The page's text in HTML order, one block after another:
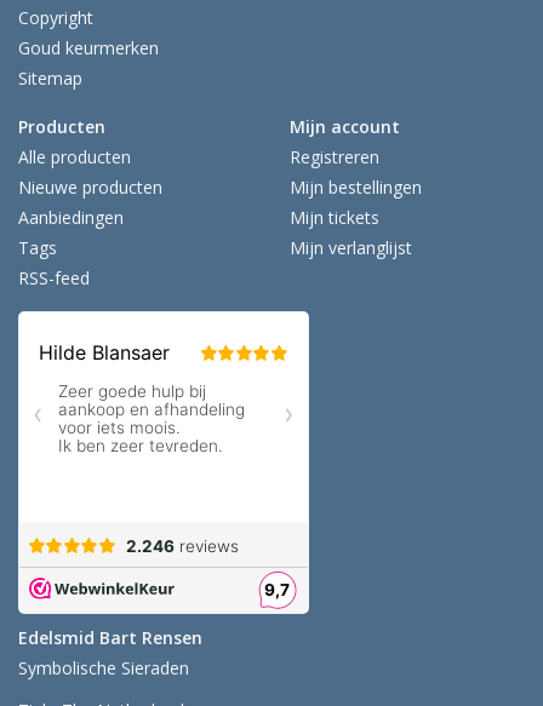
Copyright
Goud keurmerken
Sitemap
Producten
Alle producten
Nieuwe producten
Aanbiedingen
Tags
RSS-feed
Mijn account
Registreren
Mijn bestellingen
Mijn tickets
Mijn verlanglijst
Edelsmid Bart Rensen
Symbolische Sieraden